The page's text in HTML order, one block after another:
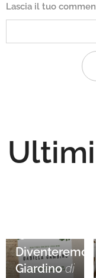
Lascia il tuo
Diventeremo
Giardinodi